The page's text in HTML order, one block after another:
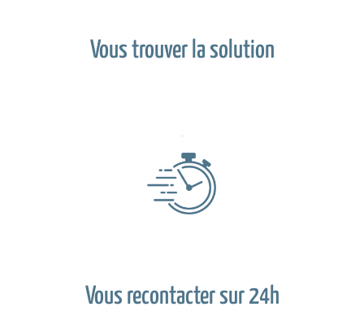
Vous trouver la solution
Vous recontacter sur 24h